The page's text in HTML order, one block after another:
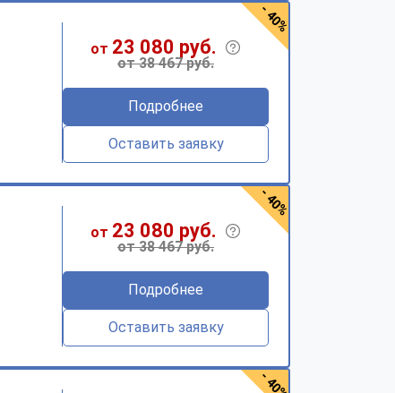
от 23 080 руб.
от 38 467 руб.
Подробнее
Оставить заявку
- 40%
от 23 080 руб.
от 38 467 руб.
Подробнее
Оставить заявку
- 40%
- 40%